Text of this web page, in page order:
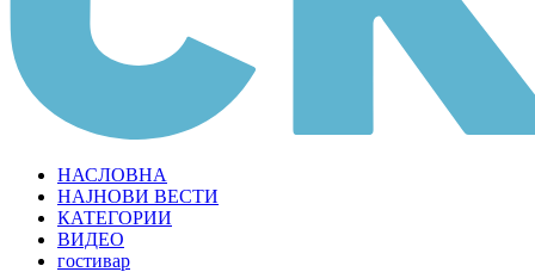
НАСЛОВНА
НАЈНОВИ ВЕСТИ
КАТЕГОРИИ
ВИДЕО
гостивар